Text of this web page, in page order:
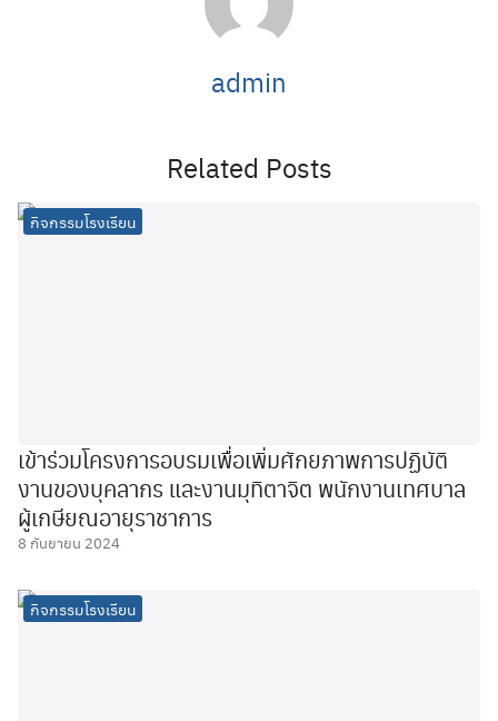
admin
Related Posts
กิจกรรมโรงเรียน
เข้าร่วมโครงการอบรมเพื่อเพิ่มศักยภาพการปฏิบัติ
งานของบุคลากร และงานมุทิตาจิต พนักงานเทศบาล
ผู้เกษียณอายุราชาการ
8 กันยายน 2024
กิจกรรมโรงเรียน